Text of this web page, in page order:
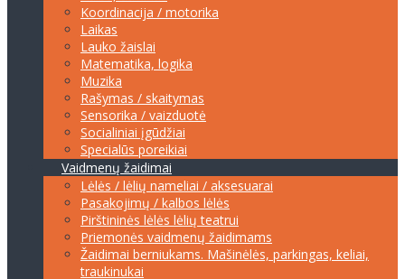
Koordinacija / motorika
Laikas
Lauko žaislai
Matematika, logika
Muzika
Rašymas / skaitymas
Sensorika / vaizduotė
Socialiniai įgūdžiai
Specialūs poreikiai
Vaidmenų žaidimai
Lėlės / lėlių nameliai / aksesuarai
Pasakojimų / kalbos lėlės
Pirštininės lėlės lėlių teatrui
Priemonės vaidmenų žaidimams
Žaidimai berniukams. Mašinėlės, parkingas, keliai,
traukinukai